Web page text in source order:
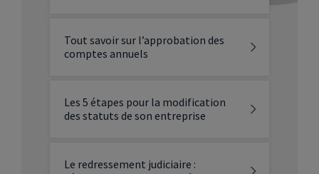
Tout savoir sur l’approbation des
comptes annuels
Les 5 étapes pour la modification
des statuts de son entreprise
Le redressement judiciaire :